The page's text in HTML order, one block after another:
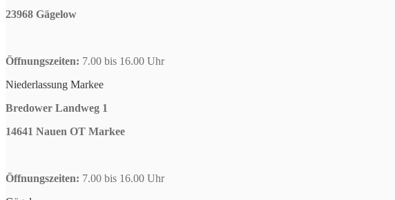
23968 Gägelow
Öffnungszeiten: 7.00 bis 16.00 Uhr
Niederlassung Markee
Bredower Landweg 1
14641 Nauen OT Markee
Öffnungszeiten: 7.00 bis 16.00 Uhr